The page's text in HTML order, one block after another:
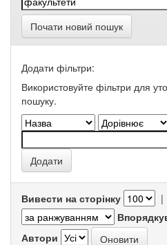
Почати новий пошук
Додати фільтри:
Використовуйте фільтри для
пошуку.
Вивести на сторінку |
Автори